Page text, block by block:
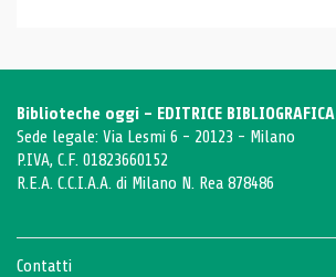
Biblioteche oggi - EDITRICE
Sede legale: Via Lesmi 6 - 20123 - Milano
P.IVA, C.F. 01823660152
R.E.A. C.C.I.A.A. di Milano N. Rea 878486
Contatti